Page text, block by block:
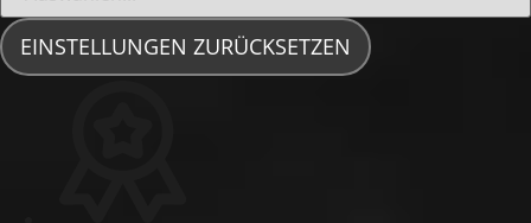
EINSTELLUNGEN ZURÜCKSETZEN